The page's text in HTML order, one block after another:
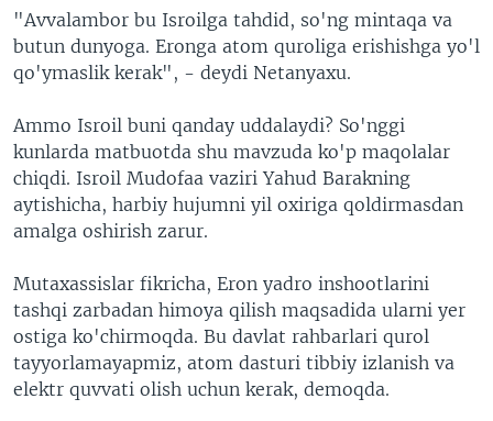
"Avvalambor bu Isroilga tahdid, so'ng mintaqa va
butun dunyoga. Eronga atom quroliga erishishga yo'l
qo'ymaslik kerak", - deydi Netanyaxu.
Ammo Isroil buni qanday uddalaydi? So'nggi
kunlarda matbuotda shu mavzuda ko'p maqolalar
chiqdi. Isroil Mudofaa vaziri Yahud Barakning
aytishicha, harbiy hujumni yil oxiriga qoldirmasdan
amalga oshirish zarur.
Mutaxassislar fikricha, Eron yadro inshootlarini
tashqi zarbadan himoya qilish maqsadida ularni yer
ostiga ko'chirmoqda. Bu davlat rahbarlari qurol
tayyorlamayapmiz, atom dasturi tibbiy izlanish va
elektr quvvati olish uchun kerak, demoqda.